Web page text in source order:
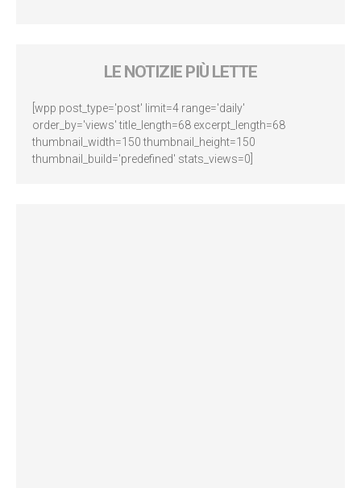
LE NOTIZIE PIÙ LETTE
[wpp post_type='post' limit=4 range='daily'
order_by='views' title_length=68 excerpt_length=68
thumbnail_width=150 thumbnail_height=150
thumbnail_build='predefined' stats_views=0]